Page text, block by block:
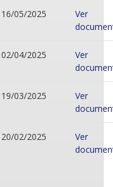
16/05/2025
Ver
02/04/2025
Ver
19/03/2025
Ver
20/02/2025
Ver